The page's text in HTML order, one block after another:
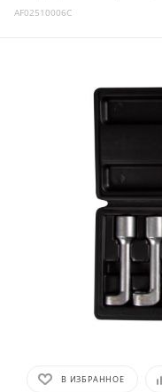
AF02510006C
В ИЗБРАННОЕ